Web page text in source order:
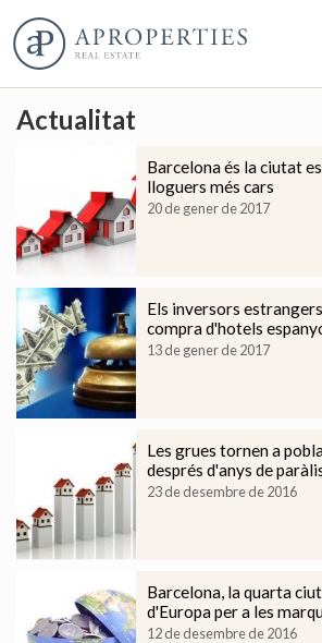
Actualitat
Barcelona és la ciutat
lloguers més cars
20 de gener de 2017
Els inversors
compra d'hotels
13 de gener de 2017
Les grues tornen a
després d'anys de
23 de desembre de 2016
Barcelona, la quarta
d'Europa per a les
12 de desembre de 2016